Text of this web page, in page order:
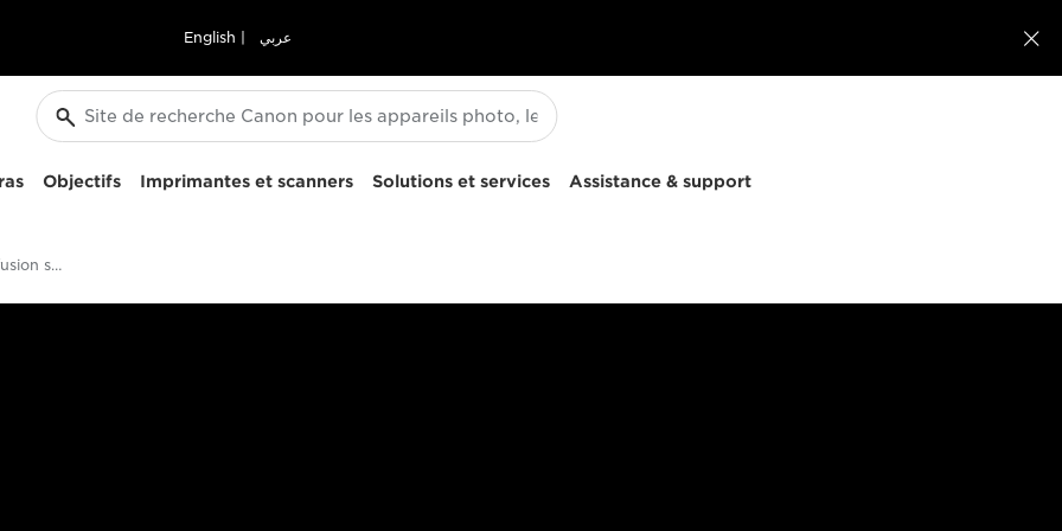
English عربي 
Objectifs Imprimantes et scanners Solutions et services Assistance & support
G-SDI avancée et diffusion sur IP